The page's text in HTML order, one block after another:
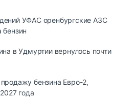
УФАС оренбургские АЗС
бензин
в Удмуртии вернулось почти
бензина Евро-2,
года